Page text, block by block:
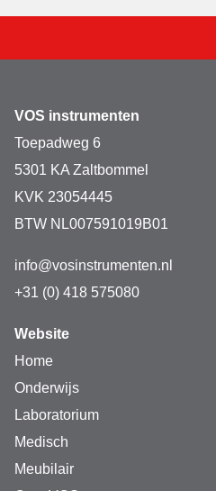
VOS instrumenten
Toepadweg 6
5301 KA Zaltbommel
KVK 23054445
BTW NL007591019B01
info@vosinstrumenten.nl
+31 (0) 418 575080
Website
Home
Onderwijs
Laboratorium
Medisch
Meubilair